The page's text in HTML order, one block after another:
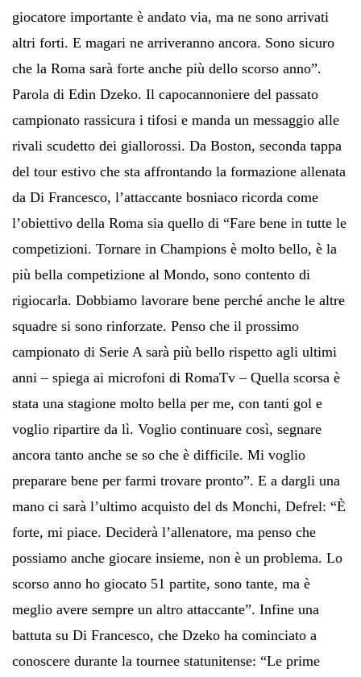
giocatore importante è andato via, ma ne sono arrivati
altri forti. E magari ne arriveranno ancora. Sono sicuro
che la Roma sarà forte anche più dello scorso anno”.
Parola di Edin Dzeko. Il capocannoniere del passato
campionato rassicura i tifosi e manda un messaggio alle
rivali scudetto dei giallorossi. Da Boston, seconda tappa
del tour estivo che sta affrontando la formazione allenata
da Di Francesco, l’attaccante bosniaco ricorda come
l’obiettivo della Roma sia quello di “Fare bene in tutte le
competizioni. Tornare in Champions è molto bello, è la
più bella competizione al Mondo, sono contento di
rigiocarla. Dobbiamo lavorare bene perché anche le altre
squadre si sono rinforzate. Penso che il prossimo
campionato di Serie A sarà più bello rispetto agli ultimi
anni – spiega ai microfoni di RomaTv – Quella scorsa è
stata una stagione molto bella per me, con tanti gol e
voglio ripartire da lì. Voglio continuare così, segnare
ancora tanto anche se so che è difficile. Mi voglio
preparare bene per farmi trovare pronto”. E a dargli una
mano ci sarà l’ultimo acquisto del ds Monchi, Defrel: “È
forte, mi piace. Deciderà l’allenatore, ma penso che
possiamo anche giocare insieme, non è un problema. Lo
scorso anno ho giocato 51 partite, sono tante, ma è
meglio avere sempre un altro attaccante”. Infine una
battuta su Di Francesco, che Dzeko ha cominciato a
conoscere durante la tournee statunitense: “Le prime